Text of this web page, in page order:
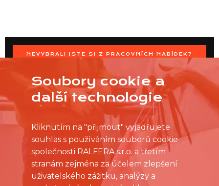
NEVYBRALI JSTE SI Z PRACOVNÍCH NABÍDEK?
OSLOVTE PRODEJNU PŘÍMO S VAŠIMI ČASOVÝMI
MOŽNOSTMI
Soubory cookie a
další technologie
Kliknutím na "přijmout" vyjadřujete
souhlas s používáním souborů cookie
společnosti RALFERA s.r.o. a třetím
stranám zejména za účelem zlepšení
uživatelského zážitku, analýzy a